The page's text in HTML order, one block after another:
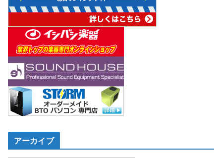
アーカイブ